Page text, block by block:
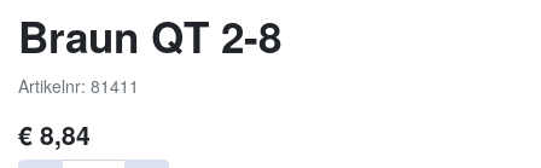
Braun QT 2-8
Artikelnr: 81411
€ 8,84